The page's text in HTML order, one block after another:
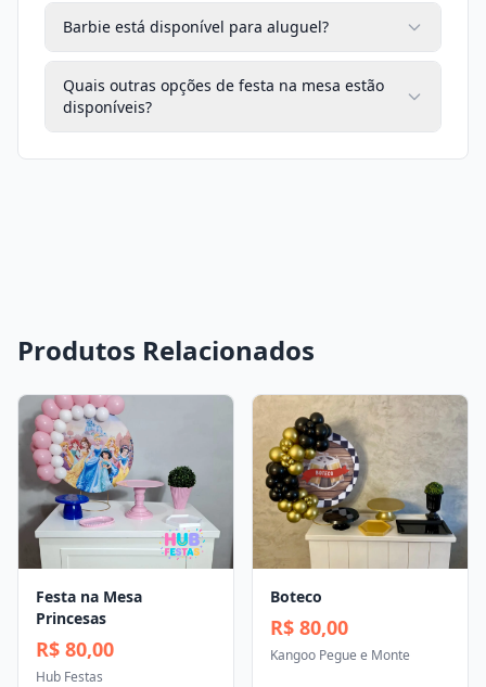
Barbie está disponível para aluguel?
Quais outras opções de festa na mesa estão
disponíveis?
Produtos Relacionados
Festa na Mesa
Princesas
R$ 80,00
Hub Festas
Boteco
R$ 80,00
Kangoo Pegue e Monte